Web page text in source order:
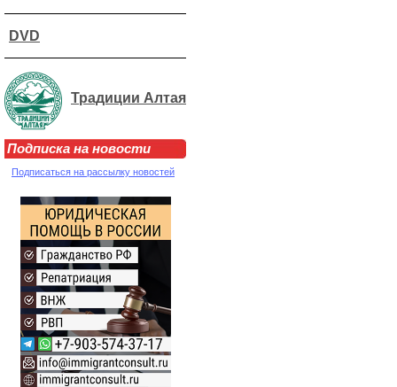
DVD
Традиции Алтая
Подписка на новости
Подписаться на рассылку новостей